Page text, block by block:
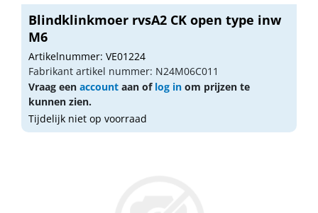
Blindklinkmoer rvsA2 CK open type inw
M6
Artikelnummer: VE01224
Fabrikant artikel nummer: N24M06C011
Vraag een account aan of log in om prijzen te
kunnen zien.
Tijdelijk niet op voorraad